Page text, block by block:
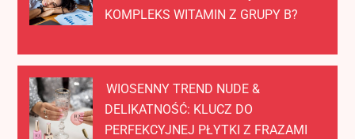
KOMPLEKS WITAMIN Z GRUPY B?
WIOSENNY TREND NUDE &
DELIKATNOŚĆ: KLUCZ DO
PERFEKCYJNEJ PŁYTKI Z FRAZAMI